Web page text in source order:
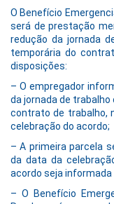
O Benefício
será de prestação
redução da jornada
temporária do
disposições:
– O empregador
da jornada de
contrato de trabalho,
celebração do acordo;
– A primeira parcela
da data da
acordo seja
– O Benefício